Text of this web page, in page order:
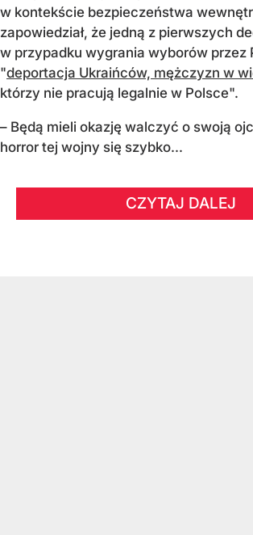
w kontekście bezpieczeństwa
zapowiedział, że jedną z pierwszych
w przypadku wygrania wyborów przez
"deportacja Ukraińców, mężczyzn w
którzy nie pracują legalnie w Polsce".
– Będą mieli okazję walczyć o swoją
horror tej wojny się szybko...
CZYTAJ DALEJ